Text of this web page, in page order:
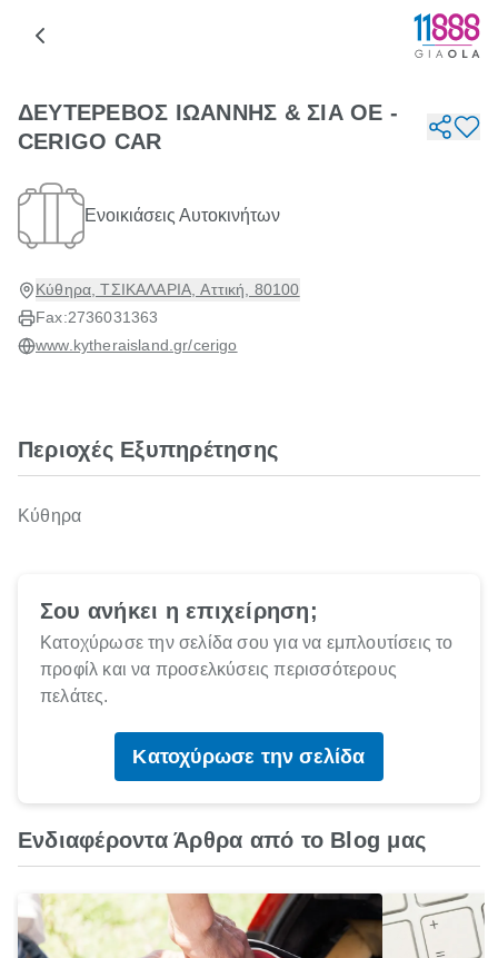
ΔΕΥΤΕΡΕΒΟΣ ΙΩΑΝΝΗΣ & ΣΙΑ ΟΕ -
CERIGO CAR
Ενοικιάσεις Αυτοκινήτων
Κύθηρα, ΤΣΙΚΑΛΑΡΙΑ, Αττική, 80100
Fax:2736031363
www.kytheraisland.gr/cerigo
Περιοχές Εξυπηρέτησης
Κύθηρα
Σου ανήκει η επιχείρηση;
Κατοχύρωσε την σελίδα σου για να εμπλουτίσεις το
προφίλ και να προσελκύσεις περισσότερους
πελάτες.
Κατοχύρωσε την σελίδα
Ενδιαφέροντα Άρθρα από το Blog μας